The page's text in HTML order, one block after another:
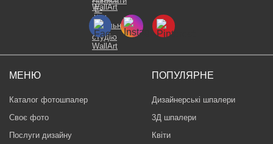
МЕНЮ
Каталог фотошпалер
Своє фото
Послуги дизайну
ПОПУЛЯРНЕ
Дизайнерські шпалери
3Д шпалери
Квіти